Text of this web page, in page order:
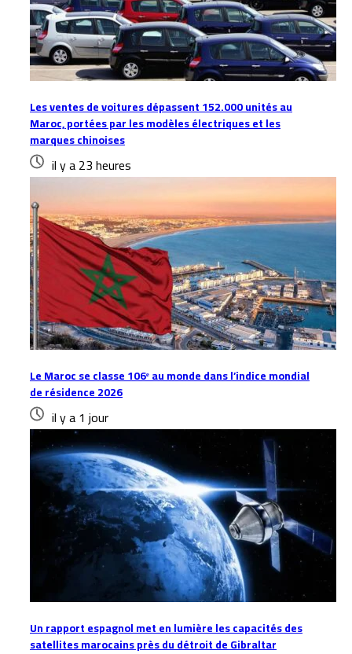
Les ventes de voitures dépassent 152.000 unités au
Maroc, portées par les modèles électriques et les
marques chinoises
il y a 23 heures
Le Maroc se classe 106ᵉ au monde dans l’indice mondial
de résidence 2026
il y a 1 jour
Un rapport espagnol met en lumière les capacités des
satellites marocains près du détroit de Gibraltar